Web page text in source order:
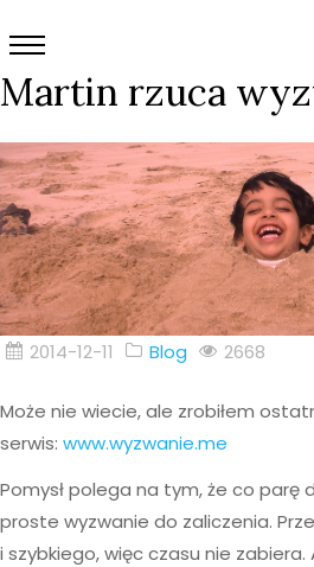
Martin rzuca
2014-12-11 Blog 2668
Może nie wiecie, ale zrobiłem
serwis: www.wyzwanie.me
Pomysł polega na tym, że co parę
proste wyzwanie do zaliczenia.
i szybkiego, więc czasu nie